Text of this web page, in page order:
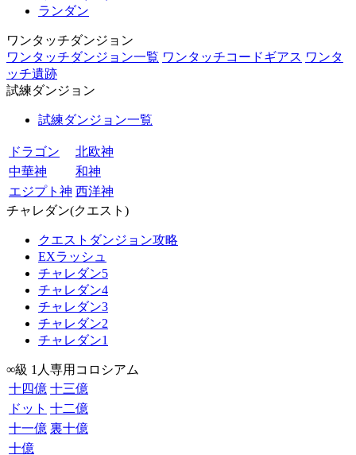
ランダン
ワンタッチダンジョン
ワンタッチダンジョン一覧 ワンタッチコードギアス ワンタ
ッチ遺跡
試練ダンジョン
試練ダンジョン一覧
ドラゴン
北欧神
中華神
和神
エジプト神 西洋神
チャレダン(クエスト)
クエストダンジョン攻略
EXラッシュ
チャレダン5
チャレダン4
チャレダン3
チャレダン2
チャレダン1
∞級 1人専用コロシアム
十四億 十三億
ドット 十二億
十一億 裏十億
十億